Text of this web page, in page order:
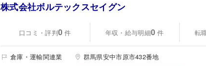
株式会社ボルテックスセイグン
口コミ・評判0 件 年収・給与明細0 件 転
倉庫・運輸関連業 群馬県安中市原市432番地